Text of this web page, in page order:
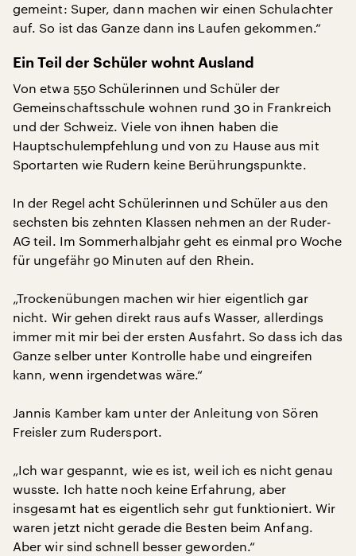
gemeint: Super, dann machen wir einen Schulachter
auf. So ist das Ganze dann ins Laufen gekommen.“
Ein Teil der Schüler wohnt Ausland
Von etwa 550 Schülerinnen und Schüler der
Gemeinschaftsschule wohnen rund 30 in Frankreich
und der Schweiz. Viele von ihnen haben die
Hauptschulempfehlung und von zu Hause aus mit
Sportarten wie Rudern keine Berührungspunkte.
In der Regel acht Schülerinnen und Schüler aus den
sechsten bis zehnten Klassen nehmen an der Ruder-
AG teil. Im Sommerhalbjahr geht es einmal pro Woche
für ungefähr 90 Minuten auf den Rhein.
„Trockenübungen machen wir hier eigentlich gar
nicht. Wir gehen direkt raus aufs Wasser, allerdings
immer mit mir bei der ersten Ausfahrt. So dass ich das
Ganze selber unter Kontrolle habe und eingreifen
kann, wenn irgendetwas wäre.“
Jannis Kamber kam unter der Anleitung von Sören
Freisler zum Rudersport.
„Ich war gespannt, wie es ist, weil ich es nicht genau
wusste. Ich hatte noch keine Erfahrung, aber
insgesamt hat es eigentlich sehr gut funktioniert. Wir
waren jetzt nicht gerade die Besten beim Anfang.
Aber wir sind schnell besser geworden.“